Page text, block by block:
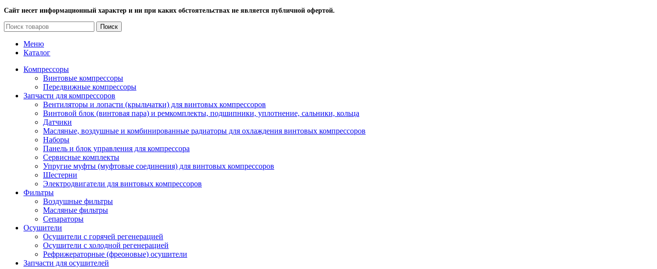
Сайт несет информационный характер и ни при каких обстоятельствах не является публичной офертой.
Поиск
Меню
Каталог
Компрессоры
Винтовые компрессоры
Передвижные компрессоры
Запчасти для компрессоров
Вентиляторы и лопасти (крыльчатки) для винтовых компрессоров
Винтовой блок (винтовая пара) и ремкомплекты, подшипники, уплотнение, сальники, кольца
Датчики
Масляные, воздушные и комбинированные радиаторы для охлаждения винтовых компрессоров
Наборы
Панель и блок управления для компрессора
Сервисные комплекты
Упругие муфты (муфтовые соединения) для винтовых компрессоров
Шестерни
Электродвигатели для винтовых компрессоров
Фильтры
Воздушные фильтры
Масляные фильтры
Сепараторы
Осушители
Осушители с горячей регенерацией
Осушители с холодной регенерацией
Рефрижераторные (фреоновые) осушители
Запчасти для осушителей